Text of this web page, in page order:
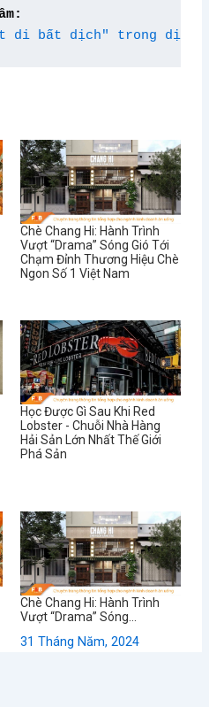
di bất dịch" trong dịch
Chè Chang Hi: Hành Trình
Vượt “Drama” Sóng Gió Tới
Chạm Đỉnh Thương Hiệu Chè
Ngon Số 1 Việt Nam
Học Được Gì Sau Khi Red
Lobster - Chuỗi Nhà Hàng
Hải Sản Lớn Nhất Thế Giới
Phá Sản
Chè Chang Hi: Hành Trình
Vượt “Drama” Sóng...
31 Tháng Năm, 2024